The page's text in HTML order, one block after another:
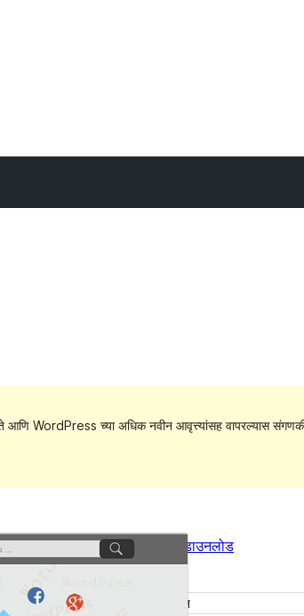
WordPress च्या अधिक नवीन आवृत्त्यांसह वापरल्यास
पूर्वावलोकन डाउनलोड
आवृत्ती
शेवटचे अद्यतन